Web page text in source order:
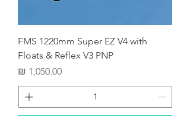
FMS 1220mm Super EZ V4 with
Floats & Reflex V3 PNP
מחיר